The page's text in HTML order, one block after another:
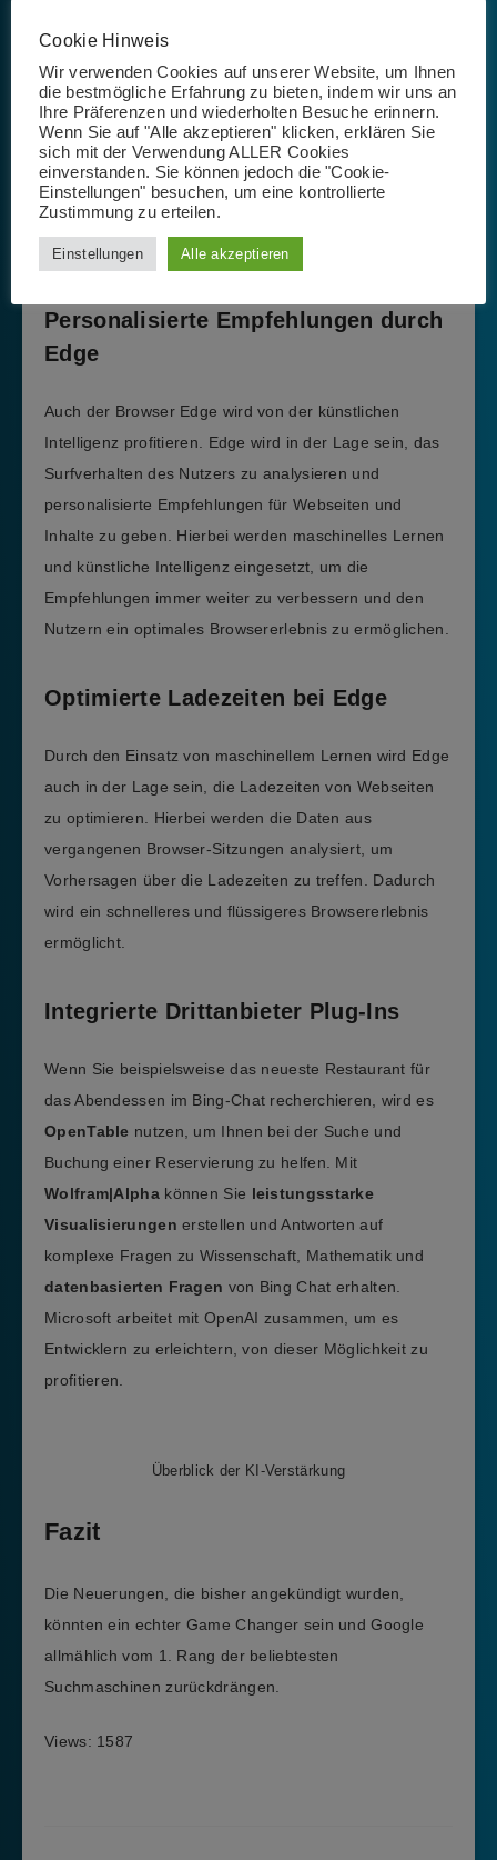
Neues Feature: Die Chat-History
Personalisierte Empfehlungen durch
Edge
Auch der Browser Edge wird von der künstlichen
Intelligenz profitieren. Edge wird in der Lage sein, das
Surfverhalten des Nutzers zu analysieren und
personalisierte Empfehlungen für Webseiten und
Inhalte zu geben. Hierbei werden maschinelles Lernen
und künstliche Intelligenz eingesetzt, um die
Empfehlungen immer weiter zu verbessern und den
Nutzern ein optimales Browsererlebnis zu ermöglichen.
Optimierte Ladezeiten bei Edge
Durch den Einsatz von maschinellem Lernen wird Edge
auch in der Lage sein, die Ladezeiten von Webseiten
zu optimieren. Hierbei werden die Daten aus
vergangenen Browser-Sitzungen analysiert, um
Vorhersagen über die Ladezeiten zu treffen. Dadurch
wird ein schnelleres und flüssigeres Browsererlebnis
ermöglicht.
Integrierte Drittanbieter Plug-Ins
Wenn Sie beispielsweise das neueste Restaurant für
das Abendessen im Bing-Chat recherchieren, wird es
OpenTable nutzen, um Ihnen bei der Suche und
Buchung einer Reservierung zu helfen. Mit
Wolfram|Alpha können Sie leistungsstarke
Visualisierungen erstellen und Antworten auf
komplexe Fragen zu Wissenschaft, Mathematik und
datenbasierten Fragen von Bing Chat erhalten.
Microsoft arbeitet mit OpenAI zusammen, um es
Entwicklern zu erleichtern, von dieser Möglichkeit zu
profitieren.
Überblick der KI-Verstärkung
Fazit
Die Neuerungen, die bisher angekündigt wurden,
könnten ein echter Game Changer sein und Google
allmählich vom 1. Rang der beliebtesten
Suchmaschinen zurückdrängen.
Views: 1587
Cookie Hinweis
Wir verwenden Cookies auf unserer Website, um Ihnen
die bestmögliche Erfahrung zu bieten, indem wir uns an
Ihre Präferenzen und wiederholten Besuche erinnern.
Wenn Sie auf "Alle akzeptieren" klicken, erklären Sie
sich mit der Verwendung ALLER Cookies
einverstanden. Sie können jedoch die "Cookie-
Einstellungen" besuchen, um eine kontrollierte
Zustimmung zu erteilen.
Einstellungen Alle akzeptieren